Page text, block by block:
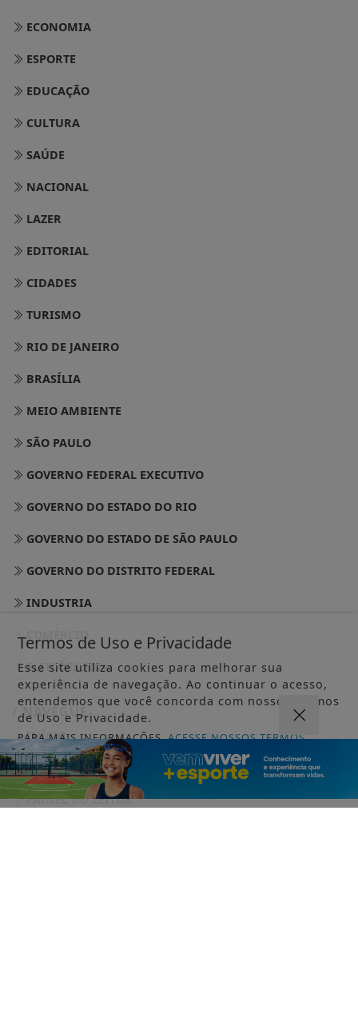
ECONOMIA
ESPORTE
EDUCAÇÃO
CULTURA
SAÚDE
NACIONAL
LAZER
EDITORIAL
CIDADES
TURISMO
RIO DE JANEIRO
BRASÍLIA
MEIO AMBIENTE
SÃO PAULO
GOVERNO FEDERAL EXECUTIVO
GOVERNO DO ESTADO DO RIO
GOVERNO DO ESTADO DE SÃO PAULO
GOVERNO DO DISTRITO FEDERAL
INDUSTRIA
ELEIÇÕES 2024
/ NAVEGUE
INÍCIO
SOBRE
PAINEL DO LEITOR
Termos de Uso e Privacidade
Esse site utiliza cookies para melhorar sua
experiência de navegação. Ao continuar o acesso,
entendemos que você concorda com nossos Termos
de Uso e Privacidade.
PARA MAIS INFORMAÇÕES,ACESSE NOSSOS TERMOS
CLICANDO AQUI
PROSSEGUIR